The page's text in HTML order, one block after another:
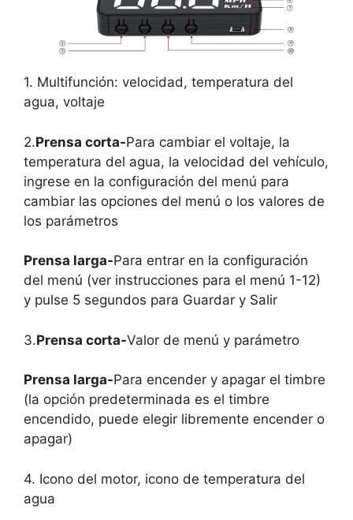
1. Multifunción: velocidad, temperatura del
agua, voltaje
2.Prensa corta-Para cambiar el voltaje, la
temperatura del agua, la velocidad del vehículo,
ingrese en la configuración del menú para
cambiar las opciones del menú o los valores de
los parámetros
Prensa larga-Para entrar en la configuración
del menú (ver instrucciones para el menú 1-12)
y pulse 5 segundos para Guardar y Salir
3.Prensa corta-Valor de menú y parámetro
Prensa larga-Para encender y apagar el timbre
(la opción predeterminada es el timbre
encendido, puede elegir libremente encender o
apagar)
4. Icono del motor, icono de temperatura del
agua